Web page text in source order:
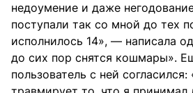
недоумение и даже
поступали так со мной до тех
исполнилось 14», — написала
до сих пор снятся кошмары».
пользователь с ней